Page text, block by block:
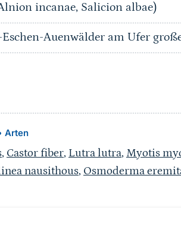
incanae, Salicion albae)
Auenwälder am Ufer
Arten
, Castor fiber, Lutra lutra, Myotis
nausithous, Osmoderma